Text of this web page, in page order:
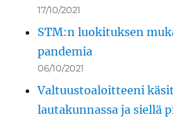
17/10/2021
STM:n luokituksen
pandemia
06/10/2021
Valtuustoaloitteeni
lautakunnassa ja siellä